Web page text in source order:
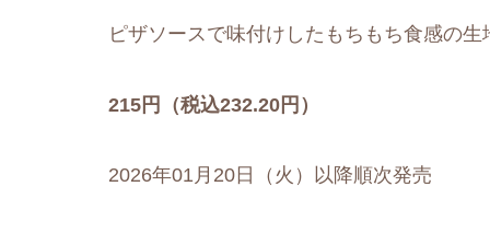
ピザソースで味付けしたもちもち食感の
215円（税込232.20円）
2026年01月20日（火）以降順次発売